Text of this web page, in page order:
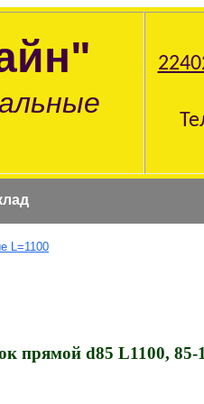
L=1100
прямой d85 L1100, 85-